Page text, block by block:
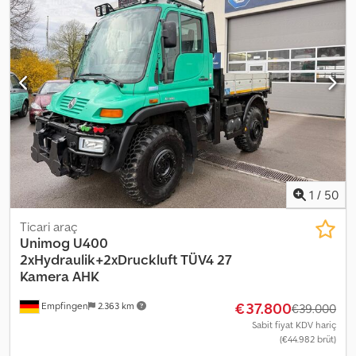
= Diğer bilgiler = Teknik bilgiler Silindir sayısı: 6 Motor hacmi: 5.675
cc Ön lastik ebadı: 12/50 R20 Ağırlıklar Boş ağırlık: 4.423 kg Yük
kapasitesi: 2.327 kg Azami toplam ağırlık: 6.750 kg Dcsdpfxsvcqbrj
Ammok İç Mekan İç renk: siyah Çevre Emisyon standardı: Euro 0
Bakım, geçmiş ve durum Muayene (APK): Teslimatta yeni TÜV
Anahtar sayısı: 2
1 / 50
Empfingen 2.363 km
Ticari araç
Unimog U400
2xHydraulik+2xDruckluft TÜV4 27
Kamera AHK
€37.800€39.000
Sabit fiyat KDV hariç
(€44.982 brüt)